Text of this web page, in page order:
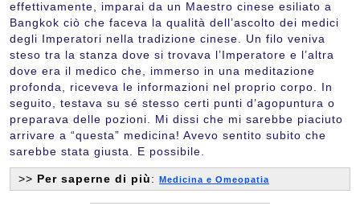
effettivamente, imparai da un Maestro cinese esiliato a
Bangkok ciò che faceva la qualità dell’ascolto dei medici
degli Imperatori nella tradizione cinese. Un filo veniva
steso tra la stanza dove si trovava l’Imperatore e l’altra
dove era il medico che, immerso in una meditazione
profonda, riceveva le informazioni nel proprio corpo. In
seguito, testava su sé stesso certi punti d’agopuntura o
preparava delle pozioni. Mi dissi che mi sarebbe piaciuto
arrivare a “questa” medicina! Avevo sentito subito che
sarebbe stata giusta. E possibile.
>> Per saperne di più: Medicina e Omeopatia